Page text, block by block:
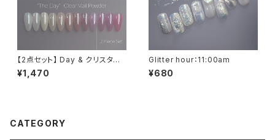
【2点セット】 Day & クリスタル
フィルムパウダー【限定】
¥1,470
Glitter hour：11:00am
¥680
CATEGORY